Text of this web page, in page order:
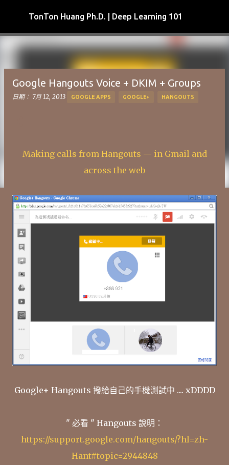
跳到主要內容
TonTon Huang Ph.D. | Deep Learning 101
Google Hangouts Voice + DKIM + Groups
日期： 7月 12, 2013 GOOGLE APPS GOOGLE+ HANGOUTS
Making calls from Hangouts — in Gmail and
across the web
Google+ Hangouts 撥給自己的手機測試中 .... xDDDD
" 必看 " Hangouts 說明：
https://support.google.com/hangouts/?hl=zh-
Hant#topic=2944848